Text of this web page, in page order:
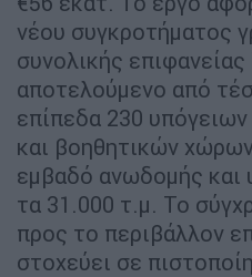
νέου συγκροτήματος
συνολικής
αποτελούμενο από
επίπεδα 230
και βοηθητικών
εμβαδό ανωδομής και
τα 31.000 τ.μ. Το
προς το περιβάλλον
στοχεύει σε